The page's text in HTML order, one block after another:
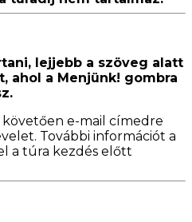
lejjebb a szöveg alatt
ahol a Menjünk! gombra
e-mail címedre
További információt a
a túra kezdés előtt